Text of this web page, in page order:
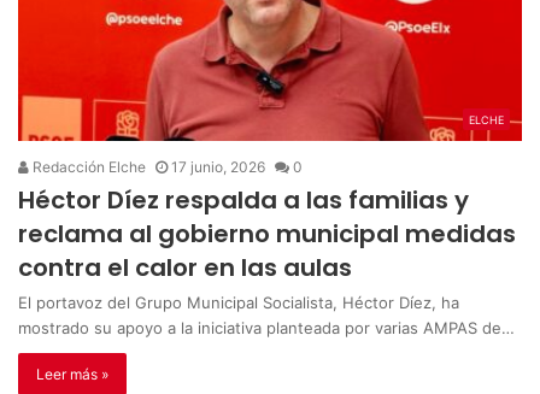
ELCHE
Redacción Elche 17 junio, 2026 0
Héctor Díez respalda a las familias y
reclama al gobierno municipal medidas
contra el calor en las aulas
El portavoz del Grupo Municipal Socialista, Héctor Díez, ha
mostrado su apoyo a la iniciativa planteada por varias AMPAS de…
Leer más »